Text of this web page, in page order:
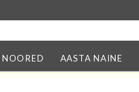
NOORED AASTA NAINE